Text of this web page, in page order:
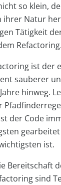
so klein,
ihrer Natur
Tätigkeit
Refactoring.
ist der
sauberer
hinweg.
der Code
ist.
Bereitschaft
sind